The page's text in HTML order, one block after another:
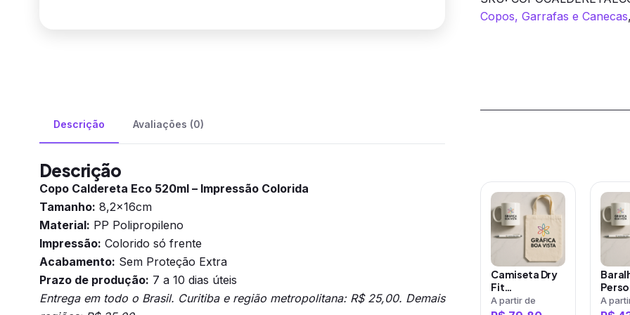
Copos, Garrafas e Canecas,
Descrição Avaliações (0)
Descrição
Copo Caldereta Eco 520ml – Impressão Colorida
Tamanho: 8,2x16cm
Material: PP Polipropileno
Impressão: Colorido só frente
Acabamento: Sem Proteção Extra
Prazo de produção: 7 a 10 dias úteis
Entrega em todo o Brasil. Curitiba e região metropolitana: R$ 25,00. Demais
Camiseta Dry
Fit
Personalizada
DTF Masculina
A partir de
Este
produto
tem
variantes.
As
opções
A
Este
tem
As